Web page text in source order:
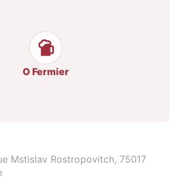
O Fermier
Mstislav Rostropovitch, 75017